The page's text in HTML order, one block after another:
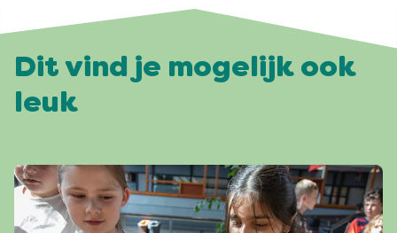
Dit vind je mogelijk ook
leuk